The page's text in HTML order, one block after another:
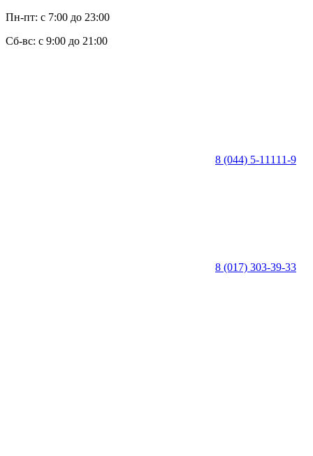
Пн-пт: с 7:00 до 23:00
Сб-вс: с 9:00 до 21:00
8 (044) 5-11111-9
8 (017) 303-39-33